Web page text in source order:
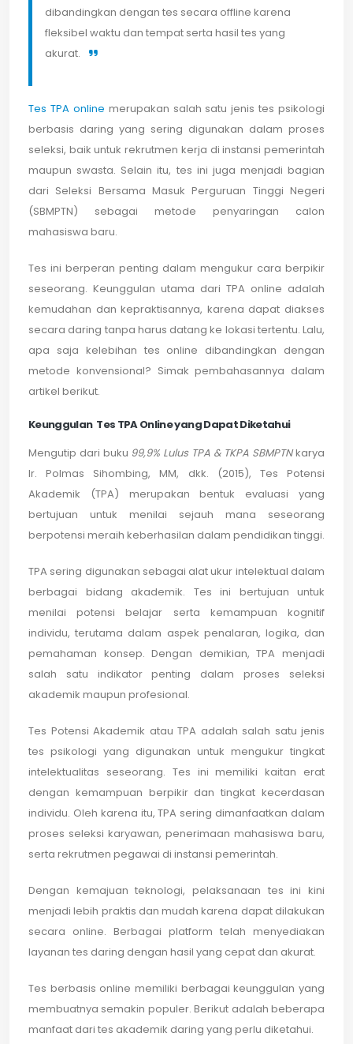
dibandingkan dengan tes secara offline karena
fleksibel waktu dan tempat serta hasil tes yang
akurat.
Tes TPA online merupakan salah satu jenis tes psikologi
berbasis daring yang sering digunakan dalam proses
seleksi, baik untuk rekrutmen kerja di instansi pemerintah
maupun swasta. Selain itu, tes ini juga menjadi bagian
dari Seleksi Bersama Masuk Perguruan Tinggi Negeri
(SBMPTN) sebagai metode penyaringan calon
mahasiswa baru.
Tes ini berperan penting dalam mengukur cara berpikir
seseorang. Keunggulan utama dari TPA online adalah
kemudahan dan kepraktisannya, karena dapat diakses
secara daring tanpa harus datang ke lokasi tertentu. Lalu,
apa saja kelebihan tes online dibandingkan dengan
metode konvensional? Simak pembahasannya dalam
artikel berikut.
Keunggulan Tes TPA Online yang Dapat Diketahui
Mengutip dari buku 99,9% Lulus TPA & TKPA SBMPTNkarya
Ir. Polmas Sihombing, MM, dkk. (2015), Tes Potensi
Akademik (TPA) merupakan bentuk evaluasi yang
bertujuan untuk menilai sejauh mana seseorang
berpotensi meraih keberhasilan dalam pendidikan tinggi.
TPA sering digunakan sebagai alat ukur intelektual dalam
berbagai bidang akademik. Tes ini bertujuan untuk
menilai potensi belajar serta kemampuan kognitif
individu, terutama dalam aspek penalaran, logika, dan
pemahaman konsep. Dengan demikian, TPA menjadi
salah satu indikator penting dalam proses seleksi
akademik maupun profesional.
Tes Potensi Akademik atau TPA adalah salah satu jenis
tes psikologi yang digunakan untuk mengukur tingkat
intelektualitas seseorang. Tes ini memiliki kaitan erat
dengan kemampuan berpikir dan tingkat kecerdasan
individu. Oleh karena itu, TPA sering dimanfaatkan dalam
proses seleksi karyawan, penerimaan mahasiswa baru,
serta rekrutmen pegawai di instansi pemerintah.
Dengan kemajuan teknologi, pelaksanaan tes ini kini
menjadi lebih praktis dan mudah karena dapat dilakukan
secara online. Berbagai platform telah menyediakan
layanan tes daring dengan hasil yang cepat dan akurat.
Tes berbasis online memiliki berbagai keunggulan yang
membuatnya semakin populer. Berikut adalah beberapa
manfaat dari tes akademik daring yang perlu diketahui.